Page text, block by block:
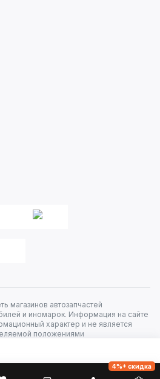
магазинов автозапчастей
и иномарок. Информация на сайте
характер и не является
положениями
4%+ скидка